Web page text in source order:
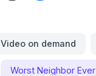
Video on demand
Worst Neighbor